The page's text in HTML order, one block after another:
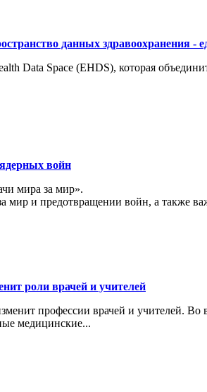
данных здравоохранения -
Data Space (EHDS), которая
войн
мира за мир».
мир и предотвращении войн, а также
роли врачей и учителей
профессии врачей и
медицинские...